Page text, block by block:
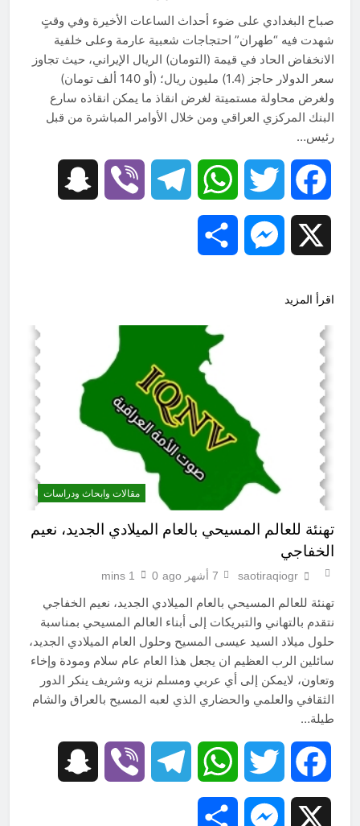
4 ساعات Ago
قويدات مجلس قيادة ثورة الإطار
التسخيتي, من اصحاب الكساء الى
المعصوبين الاثني عشر، حجج اللات
7 ساعات Ago
صباح البغدادي على ضوء أحداث الساعات الأخيرة وفي وقتٍ
شهدت فيه “طهران” احتجاجات شعبية عارمة وعلى خلفية
الانخفاض الحاد في قيمة (التومان) الريال الإيراني، حيث تجاوز
سعر الدولار حاجز (1.4) مليون ريال؛ (أو 140 ألف تومان)
ولغرض محاولة مستميتة لغرض انقاذ ما يمكن انقاذه سارع
البنك المركزي العراقي ومن خلال الأوامر المباشرة من قبل
رئيس…
Facebook
Twitter
WhatsApp
Telegram
Viber
Messenger
اقرأ المزيد
مقالات وابحاث ودراسات
تهنئة للعالم المسيحي بالعام الميلادي الجديد، نعيم
الخفاجي
saotiraqiogr 7 أشهر ago 0
1 mins
تهنئة للعالم المسيحي بالعام الميلادي الجديد، نعيم الخفاجي
نتقدم بالتهاني والتبريكات إلى أبناء العالم المسيحي بمناسبة
حلول ميلاد السيد عيسى المسيح وحلول العام الميلادي الجديد،
سائلين الرب العظيم ان يجعل هذا العام عام سلام ومودة وإخاء
وتعاون، لايمكن إلى أي عربي ومسلم نزيه وشريف ينكر الدور
الثقافي والعلمي والحضاري الذي لعبه المسيح بالعراق والشام
طيلة…
Facebook
Twitter
WhatsApp
Telegram
Viber
Messenger